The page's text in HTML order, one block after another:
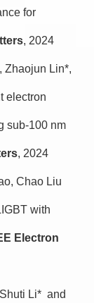
for
, 2024
Zhaojun Lin*,
electron
sub-100 nm
, 2024
Chao Liu
with
Electron
Li* and